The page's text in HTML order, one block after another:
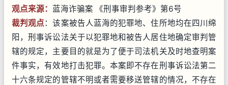
观点来源： 蓝海诈骗案 《刑事审判参考》第6号
裁判观点：该案被告人蓝海的犯罪地、住所地均在四川绵
阳，刑事诉讼法关于以犯罪地和被告人居住地确定审判管
辖的规定，主要目的就是为了便于司法机关及时地查明案
件事实，有效地打击犯罪。本案即不存在刑事诉讼法第二
十六条规定的管辖不明或者需要移送管辖的情况，不存在